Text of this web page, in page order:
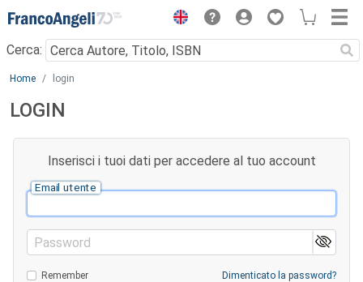
Menu
Cerca:
Main content
Home login
LOGIN
Inserisci i tuoi dati per accedere al tuo account
Email utente
Password
Remember Dimenticato la password?